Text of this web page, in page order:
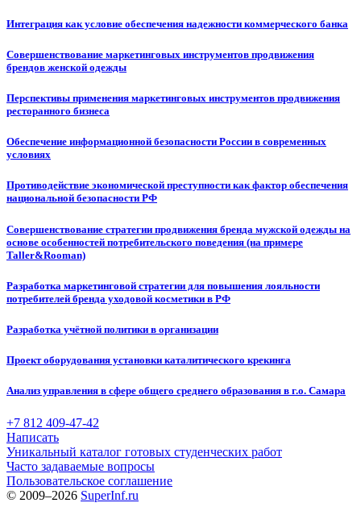
Интеграция как условие обеспечения надежности коммерческого банка
Совершенствование маркетинговых инструментов продвижения
брендов женской одежды
Перспективы применения маркетинговых инструментов продвижения
ресторанного бизнеса
Обеспечение информационной безопасности России в современных
условиях
Противодействие экономической преступности как фактор обеспечения
национальной безопасности РФ
Совершенствование стратегии продвижения бренда мужской одежды на
основе особенностей потребительского поведения (на примере
Taller&Rooman)
Разработка маркетинговой стратегии для повышения лояльности
потребителей бренда уходовой косметики в РФ
Разработка учётной политики в организации
Проект оборудования установки каталитического крекинга
Анализ управления в сфере общего среднего образования в г.о. Самара
+7 812 409-47-42
Написать
Уникальный каталог готовых студенческих работ
Часто задаваемые вопросы
Пользовательское соглашение
© 2009–2026 SuperInf.ru